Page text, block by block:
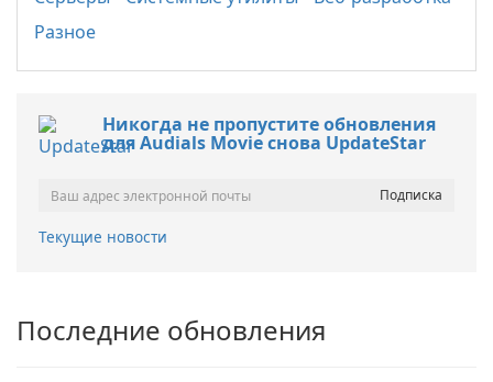
Разное
Никогда не пропустите обновления
для Audials Movie снова UpdateStar
Текущие новости
Последние обновления